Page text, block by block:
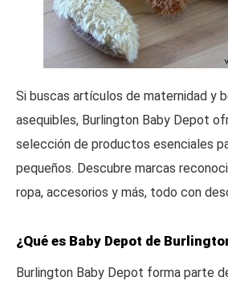
Si buscas artículos de maternidad y
asequibles, Burlington Baby Depot
selección de productos esenciales
pequeños. Descubre marcas
ropa, accesorios y más, todo con
¿Qué es Baby Depot de
Burlington Baby Depot forma parte